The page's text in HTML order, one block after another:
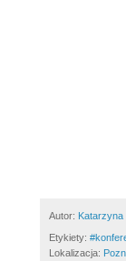
Autor: Katarzyna
Etykiety:
Lokalizacja: